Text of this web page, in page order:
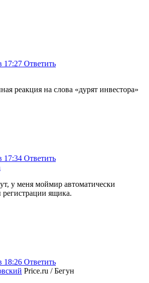
17:27 Ответить
реакция на слова «дурят инвестора»
17:34 Ответить
у меня моймир автоматически
регистрации ящика.
18:26 Ответить
Price.ru / Бегун